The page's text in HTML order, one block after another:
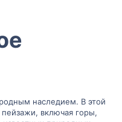
наследием. В этой
включая горы,